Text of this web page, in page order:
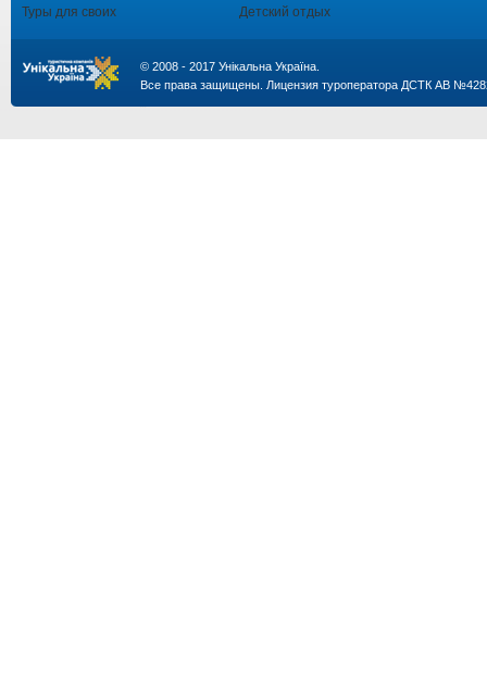
Туры для своих
Детский отдых
© 2008 - 2017 Унікальна Україна.
Все права защищены. Лицензия туроператора ДСТК АВ